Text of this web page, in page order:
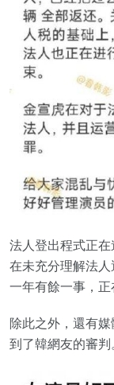
法人登出程式正
在未充分理解法
一年有餘一事，正
除此之外，還有
到了韓網友的審判